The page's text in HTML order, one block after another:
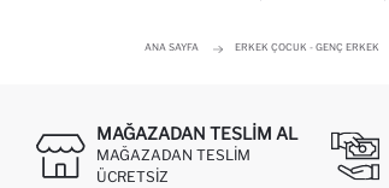
ANA SAYFA ERKEK ÇOCUK - GENÇ ERKEK
MAĞAZADAN TESLIM AL
MAĞAZADAN TESLIM
ÜCRETSIZ